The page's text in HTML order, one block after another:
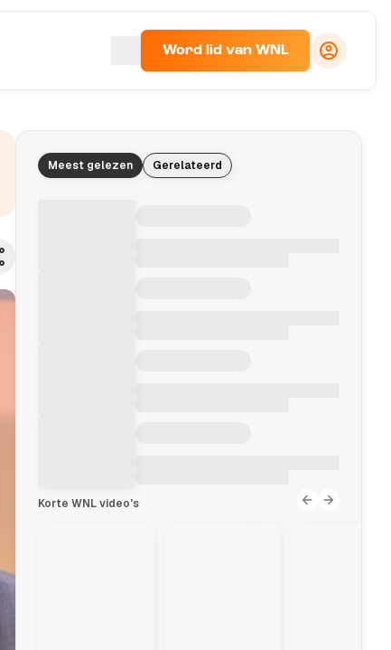
Word lid van WNL
Meest gelezen Gerelateerd
Korte WNL video's